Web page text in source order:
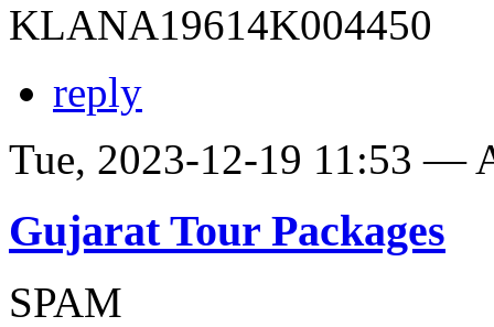
KLANA19614K004450
reply
Tue, 2023-12-19 11:53 —
Gujarat Tour Packages
SPAM